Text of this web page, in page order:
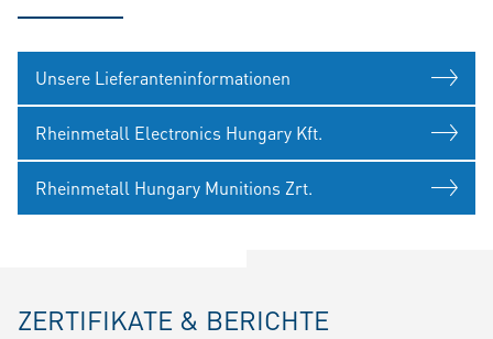
Unsere Lieferanteninformationen
Rheinmetall Electronics Hungary Kft.
Rheinmetall Hungary Munitions Zrt.
ZERTIFIKATE & BERICHTE